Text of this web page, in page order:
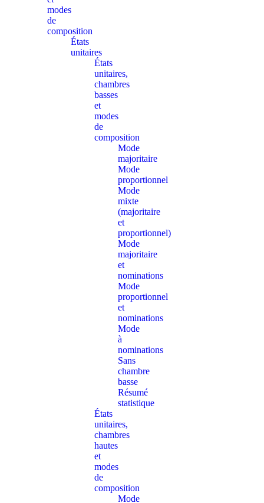
modes
de
composition
États
unitaires
États
unitaires,
chambres
basses
et
modes
de
composition
Mode
majoritaire
Mode
proportionnel
Mode
mixte
(majoritaire
et
proportionnel)
Mode
majoritaire
et
nominations
Mode
proportionnel
et
nominations
Mode
à
nominations
Sans
chambre
basse
Résumé
statistique
États
unitaires,
chambres
hautes
et
modes
de
composition
Mode